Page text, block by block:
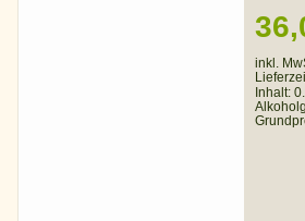
inkl.
Inhalt: